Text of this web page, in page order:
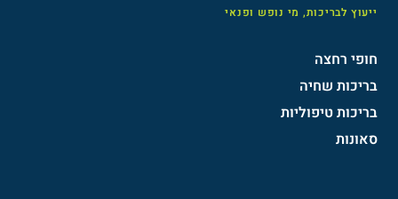
ייעוץ לבריכות, מי נופש ופנאי
חופי רחצה
בריכות שחיה
בריכות טיפוליות
סאונות